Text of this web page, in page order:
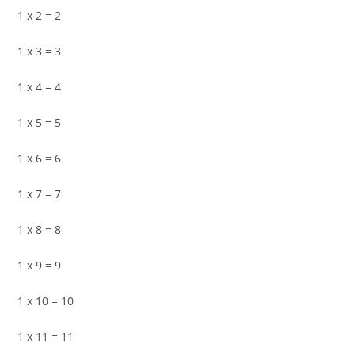
1 x 2 = 2
1 x 3 = 3
1 x 4 = 4
1 x 5 = 5
1 x 6 = 6
1 x 7 = 7
1 x 8 = 8
1 x 9 = 9
1 x 10 = 10
1 x 11 = 11